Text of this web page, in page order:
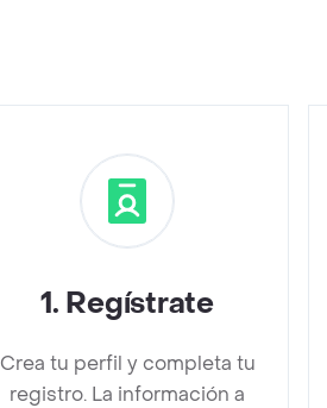
1. Regístrate
Crea tu perfil y completa tu
registro. La información a